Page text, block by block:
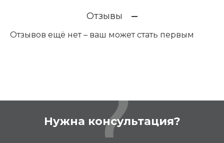
Отзывы
Отзывов ещё нет – ваш может стать первым
Нужна консультация?